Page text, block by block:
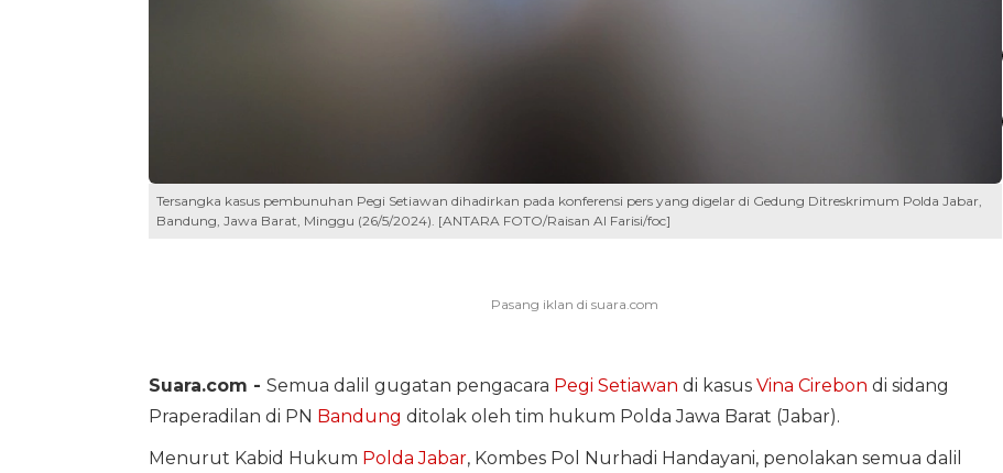
Tersangka kasus pembunuhan Pegi Setiawan dihadirkan pada konferensi pers yang digelar di Gedung Ditreskrimum Polda Jabar,
Bandung, Jawa Barat, Minggu (26/5/2024). [ANTARA FOTO/Raisan Al Farisi/foc]
Suara.com - Semua dalil gugatan pengacara Pegi Setiawan di kasus Vina Cirebon di sidang
Praperadilan di PN Bandung ditolak oleh tim hukum Polda Jawa Barat (Jabar).
Menurut Kabid Hukum Polda Jabar, Kombes Pol Nurhadi Handayani, penolakan semua dalil